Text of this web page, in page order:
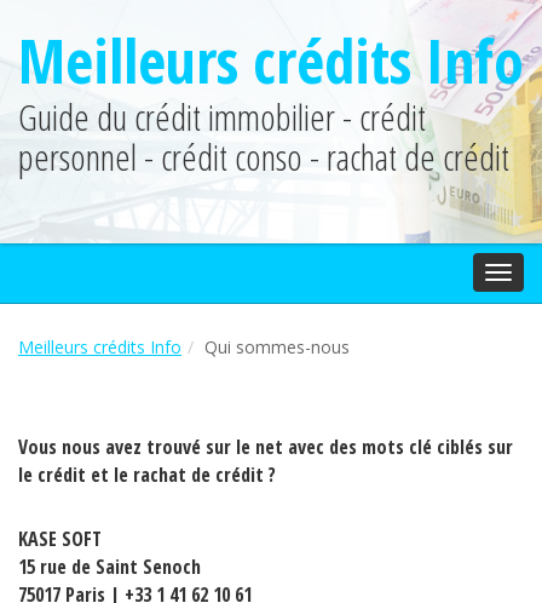
Meilleurs crédits Info
Guide du crédit immobilier - crédit
personnel - crédit conso - rachat de crédit
Meilleurs crédits Info
Qui sommes-nous
Vous nous avez trouvé sur le net avec des mots clé ciblés sur
le crédit et le rachat de crédit ?
KASE SOFT
15 rue de Saint Senoch
75017 Paris | +33 1 41 62 10 61